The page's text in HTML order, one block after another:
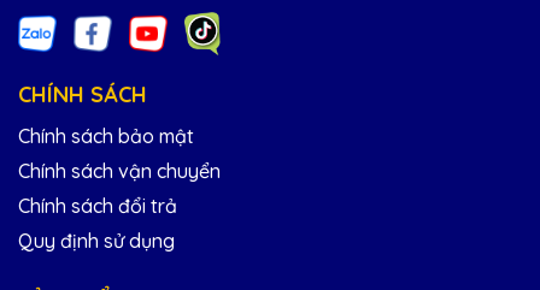
CHÍNH SÁCH
Chính sách bảo mật
Chính sách vận chuyển
Chính sách đổi trả
Quy định sử dụng